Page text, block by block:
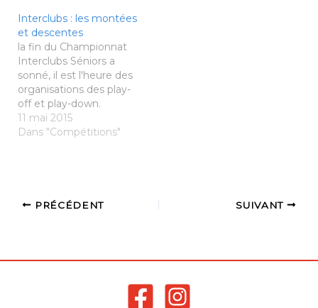
Président du Comité 35
Badminton Offre
emploi Comite
2Télécharger
Interclubs : les montées
et descentes
la fin du Championnat
Interclubs Séniors a
sonné, il est l'heure des
organisations des play-
off et play-down.
Retrouvez toute
l'explication sur les
11 mai 2015
Dans "Compétitions"
PRÉCÉDENT SUIVANT